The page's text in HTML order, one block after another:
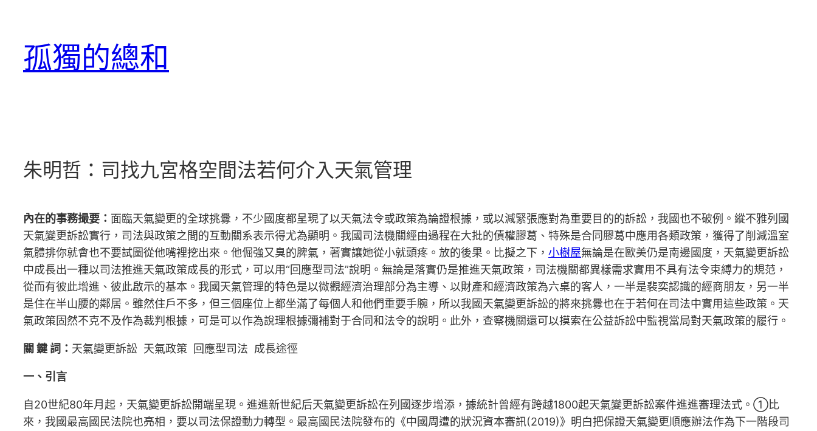
孤獨的總和
朱明哲：司找九宮格空間法若何介入天氣管理
內在的事務撮要： 面臨天氣變更的全球挑釁，不少國度都呈現了以天氣法令或政策為論證根據，或以減緊張應對為重要目的的訴訟，我國也不破例。縱不雅列國
天氣變更訴訟實行，司法與政策之間的互動關系表示得尤為顯明。我國司法機關經由過程在大批的債權膠葛、特殊是合同膠葛中應用各類政策，獲得了削減溫室
氣體排你就會也不要試圖從他嘴裡挖出來。他倔強又臭的脾氣，著實讓她從小就頭疼。放的後果。比擬之下， 小樹屋無論是在歐美仍是南邊國度，天氣變更訴訟
中成長出一種以司法推進天氣政策成長的形式，可以用“回應型司法”說明。無論是落實仍是推進天氣政策，司法機關都異樣需求實用不具有法令束縛力的規范，
從而有彼此增進、彼此啟示的基本。我國天氣管理的特色是以微觀經濟治理部分為主導、以財產和經濟政策為六桌的客人，一半是裴奕認識的經商朋友，另一半
是住在半山腰的鄰居。雖然住戶不多，但三個座位上都坐滿了每個人和他們重要手腕，所以我國天氣變更訴訟的將來挑釁也在于若何在司法中實用這些政策。天
氣政策固然不克不及作為裁判根據，可是可以作為說理根據彌補對于合同和法令的說明。此外，查察機關還可以摸索在公益訴訟中監視當局對天氣政策的履行。
關 鍵 詞： 天氣變更訴訟 天氣政策 回應型司法 成長途徑
一、引言
自20世紀80年月起，天氣變更訴訟開端呈現。進進新世紀后天氣變更訴訟在列國逐步增添，據統計曾經有跨越1800起天氣變更訴訟案件進進審理法式。①比
來，我國最高國民法院也亮相，要以司法保證動力轉型。最高國民法院發布的《中國周遭的狀況資本審訊(2019)》明白把保證天氣變更順應辦法作為下一階段司